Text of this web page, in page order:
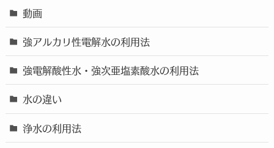
動画
強アルカリ性電解水の利用法
強電解酸性水・強次亜塩素酸水の利用法
水の違い
浄水の利用法